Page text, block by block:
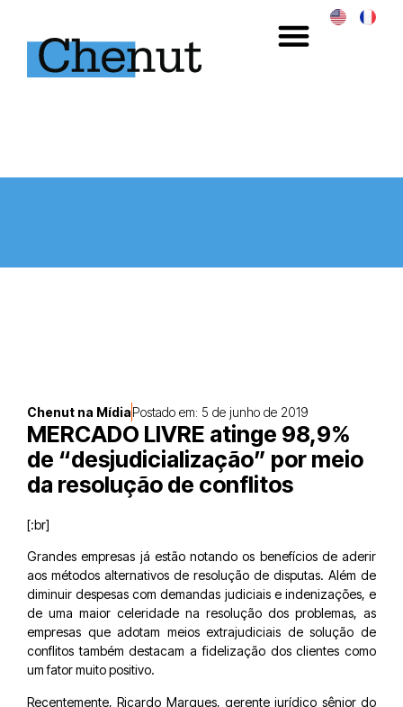
Chenut na MídiaPostado em: 5 de junho de 2019
MERCADO LIVRE atinge 98,9%
de “desjudicialização” por meio
da resolução de conflitos
[:br]
Grandes empresas já estão notando os benefícios de aderir
aos métodos alternativos de resolução de disputas. Além de
diminuir despesas com demandas judiciais e indenizações, e
de uma maior celeridade na resolução dos problemas, as
empresas que adotam meios extrajudiciais de solução de
conflitos também destacam a fidelização dos clientes como
um fator muito positivo.
Recentemente, Ricardo Marques, gerente jurídico sênior do